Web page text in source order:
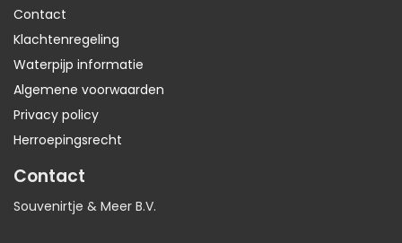
Contact
Klachtenregeling
Waterpijp informatie
Algemene voorwaarden
Privacy policy
Herroepingsrecht
Contact
Souvenirtje & Meer B.V.